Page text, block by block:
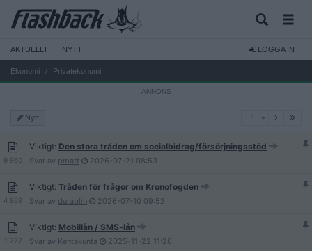
AKTUELLT NYTT LOGGA IN
Ekonomi Privatekonomi
Nytt
9 960
Viktigt: Den stora tråden om socialbidrag/försörjningsstöd
Svar av pmatt 2026-07-21 08:53
4 869
Viktigt: Tråden för frågor om Kronofogden
Svar av durablin 2026-07-10 09:52
1 777
Viktigt: Mobillån / SMS-lån
Svar av Kentakunta 2025-11-22 11:26